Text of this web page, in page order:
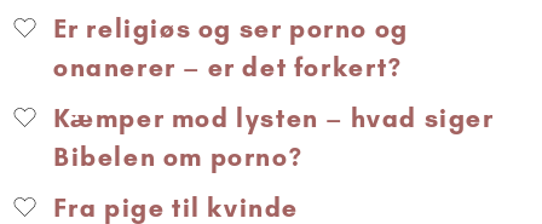
Er religiøs og ser porno og
onanerer – er det forkert?
Kæmper mod lysten – hvad siger
Bibelen om porno?
Fra pige til kvinde